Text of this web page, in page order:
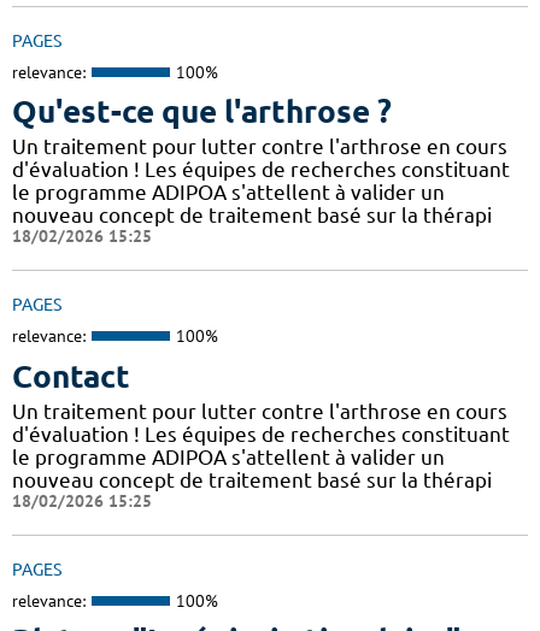
PAGES
relevance: 100%
Qu'est-ce que l'arthrose ?
Un traitement pour lutter contre l'arthrose en cours
d'évaluation ! Les équipes de recherches constituant
le programme ADIPOA s'attellent à valider un
nouveau concept de traitement basé sur la thérapi
18/02/2026 15:25
PAGES
relevance: 100%
Contact
Un traitement pour lutter contre l'arthrose en cours
d'évaluation ! Les équipes de recherches constituant
le programme ADIPOA s'attellent à valider un
nouveau concept de traitement basé sur la thérapi
18/02/2026 15:25
PAGES
relevance: 100%